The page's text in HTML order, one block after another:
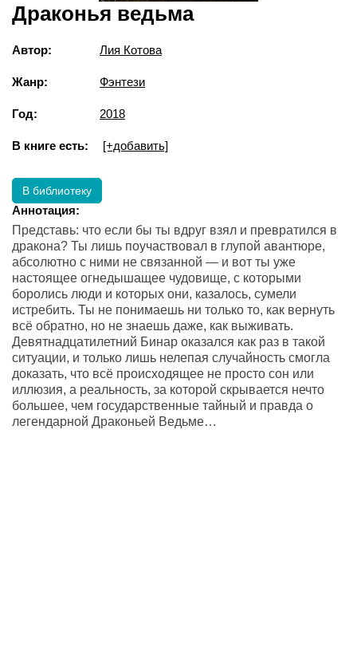
Драконья ведьма
Автор: Лия Котова
Жанр: Фэнтези
Год: 2018
В книге есть: [+добавить]
В библиотеку
Аннотация:
Представь: что если бы ты вдруг взял и превратился в
дракона? Ты лишь поучаствовал в глупой авантюре,
абсолютно с ними не связанной — и вот ты уже
настоящее огнедышащее чудовище, с которыми
боролись люди и которых они, казалось, сумели
истребить. Ты не понимаешь ни только то, как вернуть
всё обратно, но не знаешь даже, как выживать.
Девятнадцатилетний Бинар оказался как раз в такой
ситуации, и только лишь нелепая случайность смогла
доказать, что всё происходящее не просто сон или
иллюзия, а реальность, за которой скрывается нечто
большее, чем государственные тайный и правда о
легендарной Драконьей Ведьме…